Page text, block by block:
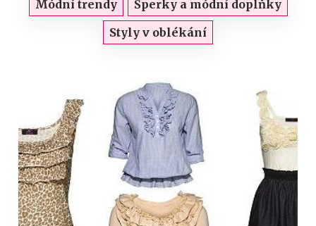
Módní trendy
Šperky a módní doplňky
Styly v oblékání